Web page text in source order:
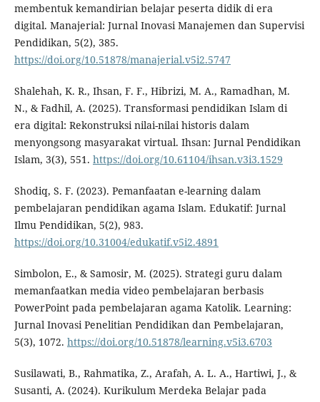
membentuk kemandirian belajar peserta didik di era
digital. Manajerial: Jurnal Inovasi Manajemen dan Supervisi
Pendidikan, 5(2), 385.
https://doi.org/10.51878/manajerial.v5i2.5747
Shalehah, K. R., Ihsan, F. F., Hibrizi, M. A., Ramadhan, M.
N., & Fadhil, A. (2025). Transformasi pendidikan Islam di
era digital: Rekonstruksi nilai-nilai historis dalam
menyongsong masyarakat virtual. Ihsan: Jurnal Pendidikan
Islam, 3(3), 551. https://doi.org/10.61104/ihsan.v3i3.1529
Shodiq, S. F. (2023). Pemanfaatan e-learning dalam
pembelajaran pendidikan agama Islam. Edukatif: Jurnal
Ilmu Pendidikan, 5(2), 983.
https://doi.org/10.31004/edukatif.v5i2.4891
Simbolon, E., & Samosir, M. (2025). Strategi guru dalam
memanfaatkan media video pembelajaran berbasis
PowerPoint pada pembelajaran agama Katolik. Learning:
Jurnal Inovasi Penelitian Pendidikan dan Pembelajaran,
5(3), 1072. https://doi.org/10.51878/learning.v5i3.6703
Susilawati, B., Rahmatika, Z., Arafah, A. L. A., Hartiwi, J., &
Susanti, A. (2024). Kurikulum Merdeka Belajar pada